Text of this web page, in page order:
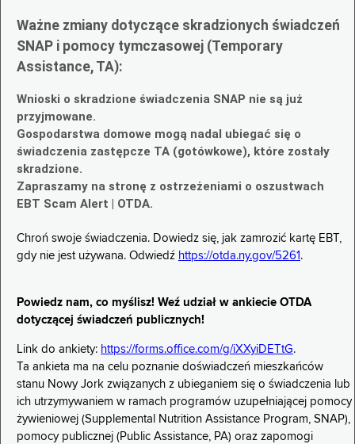
Ważne zmiany dotyczące skradzionych świadczeń
SNAP i pomocy tymczasowej (Temporary
Assistance, TA):
Wnioski o skradzione świadczenia SNAP nie są już
przyjmowane.
Gospodarstwa domowe mogą nadal ubiegać się o
świadczenia zastępcze TA (gotówkowe), które zostały
skradzione.
Zapraszamy na stronę z ostrzeżeniami o oszustwach
EBT Scam Alert | OTDA.
Chroń swoje świadczenia. Dowiedz się, jak zamrozić kartę EBT,
gdy nie jest używana. Odwiedź https://otda.ny.gov/5261 .
Powiedz nam, co myślisz! Weź udział w ankiecie OTDA
dotyczącej świadczeń publicznych!
Link do ankiety: https://forms.office.com/g/iXXyiDETtG.
Ta ankieta ma na celu poznanie doświadczeń mieszkańców
stanu Nowy Jork związanych z ubieganiem się o świadczenia lub
ich utrzymywaniem w ramach programów uzupełniającej pomocy
żywieniowej (Supplemental Nutrition Assistance Program, SNAP),
pomocy publicznej (Public Assistance, PA) oraz zapomogi